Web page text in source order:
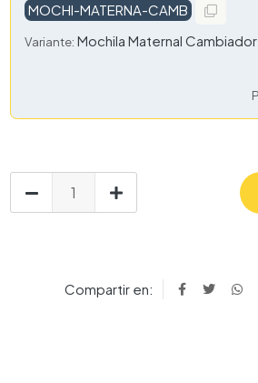
MOCHI-MATERNA-CAMB
Variante: Mochila Maternal Cambiador
Compartir en: